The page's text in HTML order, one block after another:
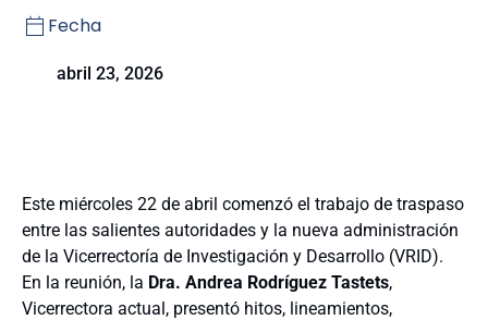
Fecha
abril 23, 2026
Este miércoles 22 de abril comenzó el trabajo de traspaso
entre las salientes autoridades y la nueva administración
de la Vicerrectoría de Investigación y Desarrollo (VRID).
En la reunión, la Dra. Andrea Rodríguez Tastets,
Vicerrectora actual, presentó hitos, lineamientos,